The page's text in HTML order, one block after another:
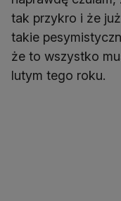
tak przykro i że
takie
że to wszystko
lutym tego roku.